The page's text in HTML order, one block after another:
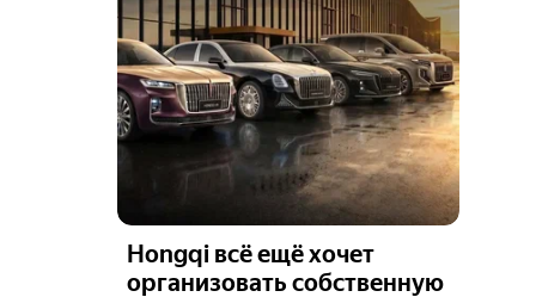
Hongqi всё ещё хочет
организовать собственную